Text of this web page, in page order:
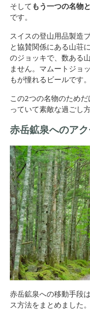
そして もう一つの名物
です。
スイスの登山用品製造
と協賛関係にある山荘
のジョッキで、数ある
ません。マムートジョ
もが憧れるビールです。
この2つの名物のため
っていて素敵な過ごし
赤岳鉱泉へのア
赤岳鉱泉への移動手段
ス方法をまとめました。